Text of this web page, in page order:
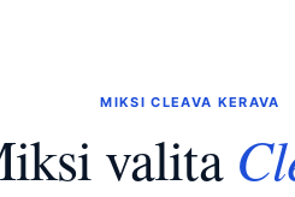
MIKSI CLEAVA KERAVA
valita